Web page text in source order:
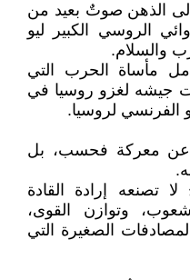
إلى الذهن صوتٌ بعيد من
الروسي الكبير ليو
والسلام.
مأساة الحرب التي
جيشه لغزو روسيا في
عن معركة فحسب، بل
تصنعه إرادة القادة
وتوازن القوى،
الصغيرة التي